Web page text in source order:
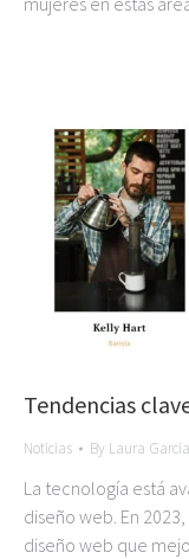
Tendencias
Noticias By Laura
La tecnología está
diseño web. En
diseño web que